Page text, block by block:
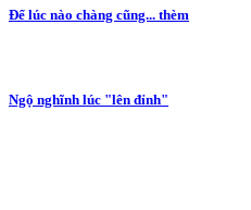
Để lúc nào chàng cũng... thèm
Ngộ nghĩnh lúc "lên đỉnh"